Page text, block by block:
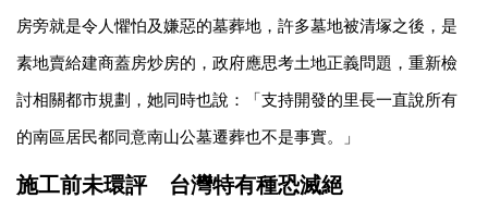
房旁就是令人懼怕及嫌惡的墓葬地，許多墓地被清塚之後，是
素地賣給建商蓋房炒房的，政府應思考土地正義問題，重新檢
討相關都市規劃，她同時也說：「支持開發的里長一直說所有
的南區居民都同意南山公墓遷葬也不是事實。」
施工前未環評 台灣特有種恐滅絕